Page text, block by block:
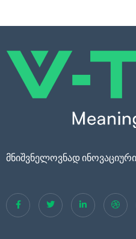
მნიშვნელოვნად ინოვაციური